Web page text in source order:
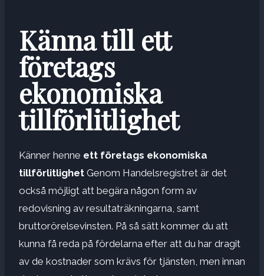
Känna till ett
företags
ekonomiska
tillförlitlighet
Känner henne ett företags ekonomiska
tillförlitlighet Genom Handelsregistret är det
också möjligt att begära någon form av
redovisning av resultaträkningarna, samt
bruttorörelsevinsten. På så sätt kommer du att
kunna få reda på fördelarna efter att du har dragit
av de kostnader som krävs för tjänsten, men innan